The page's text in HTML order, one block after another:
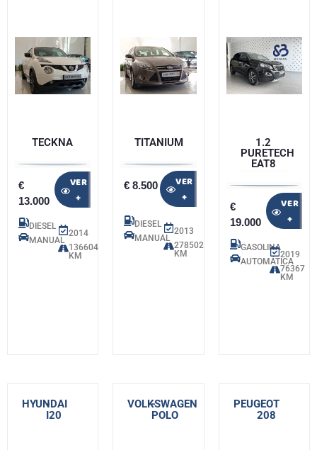
TECKNA
€
13.000
VER
+
DIESEL
MANUAL
2014
136604
KM
TITANIUM
€ 8.500
VER
+
DIESEL
MANUAL
2013
278502
KM
1.2
PURETECH
EAT8
€
19.000
VER
+
GASOLINA
AUTOMÁTICA
2019
76367
KM
HYUNDAI
-
I20
VOLKSWAGEN
-
POLO
PEUGEOT
-
208